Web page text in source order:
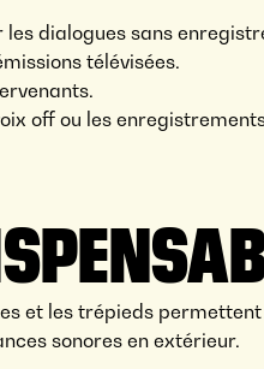
dialogues sans
télévisées.
off ou les
et les trépieds
sonores en extérieur.